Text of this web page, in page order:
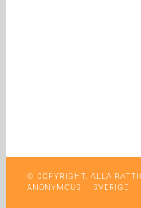
© COPYRIGHT, ALLA
ANONYMOUS – SVERIGE